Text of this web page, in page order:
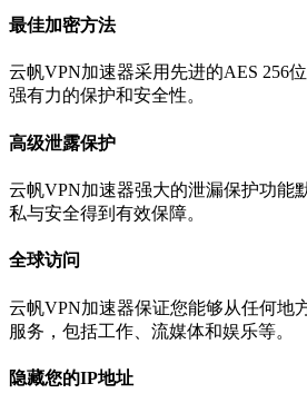
最佳加密方法
云帆VPN加速器采用先进的AES 256
强有力的保护和安全性。
高级泄露保护
云帆VPN加速器强大的泄漏保护功能
私与安全得到有效保障。
全球访问
云帆VPN加速器保证您能够从任何地
服务，包括工作、流媒体和娱乐等。
隐藏您的IP地址